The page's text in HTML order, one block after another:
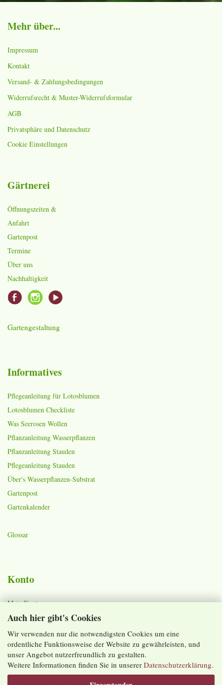
Auch hier gibt's Cookies
Wir verwenden nur die notwendigsten Cookies um eine
ordentliche Funktionsweise der Website zu gewährleisten, und
unser Angebot nutzerfreundlich zu gestalten.
Weitere Informationen finden Sie in unserer Datenschutzerklärung.
Mehr über...
Impressum
Kontakt
Versand- & Zahlungsbedingungen
Widerrufsrecht & Muster-Widerrufsformular
AGB
Privatsphäre und Datenschutz
Cookie Einstellungen
Gärtnerei
Öffnungszeiten &
Anfahrt
Gartenpost
Termine
Über uns
Nachhaltigkeit
Gartengestaltung
Informatives
Pflegeanleitung für Lotosblumen
Lotosblumen Checkliste
Was Seerosen Wollen
Pflanzanleitung Wasserpflanzen
Pflanzanleitung Stauden
Pflegeanleitung Stauden
Über's Wasserpflanzen-Substrat
Gartenpost
Gartenkalender
Glossar
Konto
Mein Konto
Warenkorb
Merkzettel
Lieferzeiten und Versandkosten